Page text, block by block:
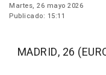
Martes, 26 mayo 2026
Publicado: 15:11
MADRID, 26